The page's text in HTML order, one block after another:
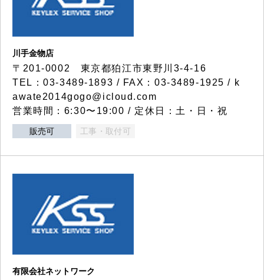
川手金物店
〒201-0002 東京都狛江市東野川3-4-16
TEL：03-3489-1893 / FAX：03-3489-1925 / k
awate2014gogo@icloud.com
営業時間：6:30〜19:00 / 定休日：土・日・祝
販売可 工事・取付可
有限会社ネットワーク